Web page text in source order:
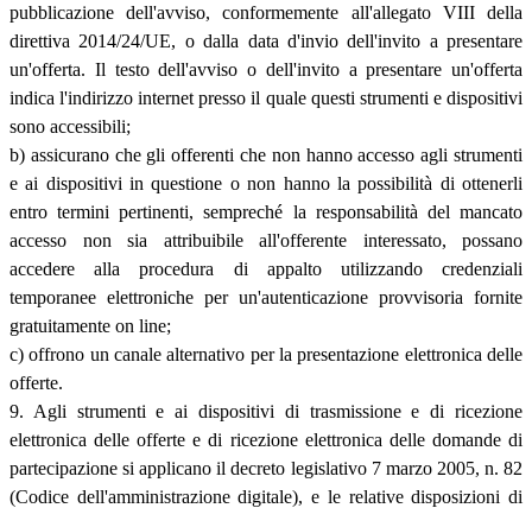
pubblicazione dell'avviso, conformemente all'allegato VIII della
direttiva 2014/24/UE, o dalla data d'invio dell'invito a presentare
un'offerta. Il testo dell'avviso o dell'invito a presentare un'offerta
indica l'indirizzo internet presso il quale questi strumenti e dispositivi
sono accessibili;
b) assicurano che gli offerenti che non hanno accesso agli strumenti
e ai dispositivi in questione o non hanno la possibilità di ottenerli
entro termini pertinenti, sempreché la responsabilità del mancato
accesso non sia attribuibile all'offerente interessato, possano
accedere alla procedura di appalto utilizzando credenziali
temporanee elettroniche per un'autenticazione provvisoria fornite
gratuitamente on line;
c) offrono un canale alternativo per la presentazione elettronica delle
offerte.
9. Agli strumenti e ai dispositivi di trasmissione e di ricezione
elettronica delle offerte e di ricezione elettronica delle domande di
partecipazione si applicano il decreto legislativo 7 marzo 2005, n. 82
(Codice dell'amministrazione digitale), e le relative disposizioni di